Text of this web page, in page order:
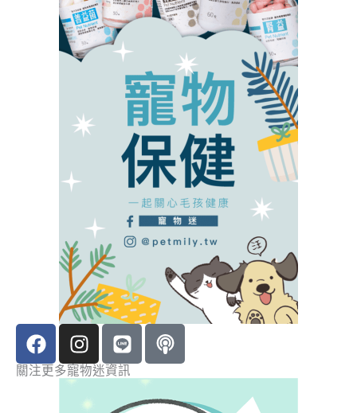
F
a
c
I
n
s
L
i
n
P
o
d
關注更多寵物迷資訊